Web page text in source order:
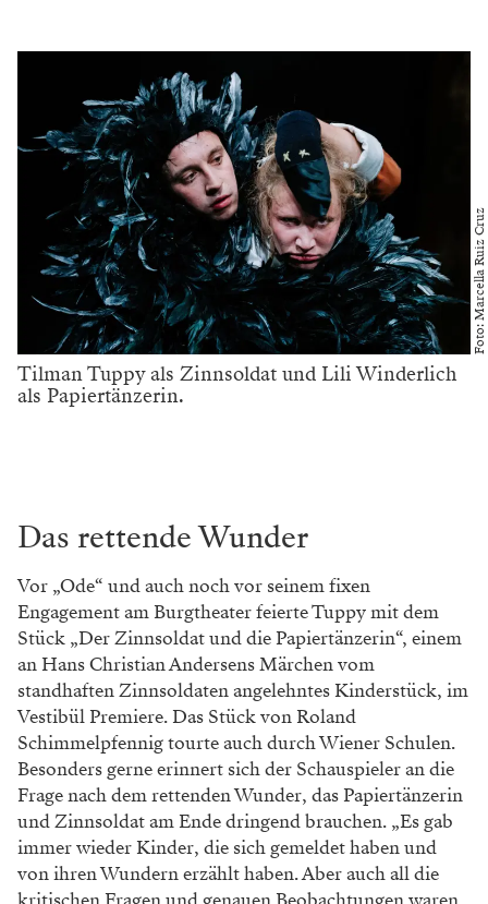
Foto: Marcella Ruiz Cruz
Tilman Tuppy als Zinnsoldat und Lili Winderlich
als Papiertänzerin.
Das rettende Wunder
Vor „Ode“ und auch noch vor seinem fixen
Engagement am Burgtheater feierte Tuppy mit dem
Stück „Der Zinnsoldat und die Papiertänzerin“, einem
an Hans Christian Andersens Märchen vom
standhaften Zinnsoldaten angelehntes Kinderstück, im
Vestibül Premiere. Das Stück von Roland
Schimmelpfennig tourte auch durch Wiener Schulen.
Besonders gerne erinnert sich der Schauspieler an die
Frage nach dem rettenden Wunder, das Papiertänzerin
und Zinnsoldat am Ende dringend brauchen. „Es gab
immer wieder Kinder, die sich gemeldet haben und
von ihren Wundern erzählt haben. Aber auch all die